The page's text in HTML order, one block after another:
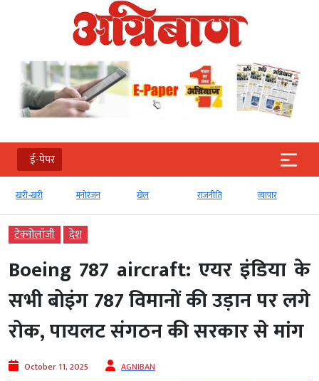
ई-पेपर
खरी-खरी मनोरंजन खेल राजनीति व्‍यापार
टेक्‍नोलॉजी देश
Boeing 787 aircraft: एयर इंडिया के
सभी बोइंग 787 विमानों की उड़ान पर लगे
रोक, पायलट संगठन की सरकार से मांग
October 11, 2025 AGNIBAN